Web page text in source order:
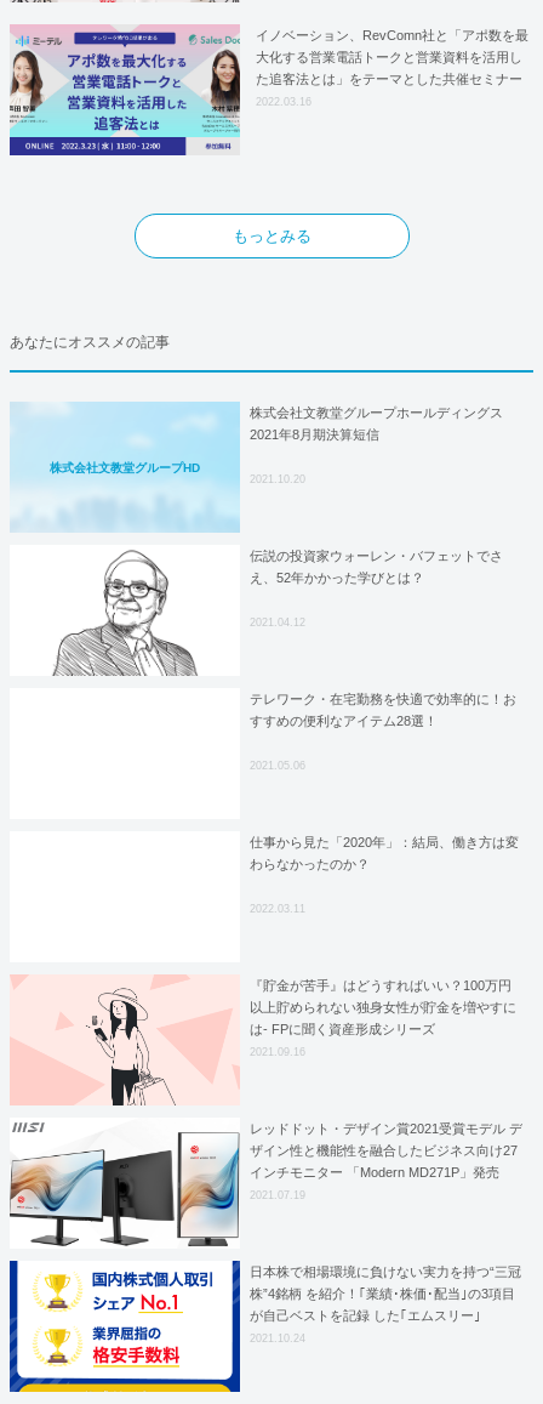
イノベーション、RevComn社と「アポ数を最
大化する営業電話トークと営業資料を活用し
た追客法とは」をテーマとした共催セミナー
を開催！
2022.03.16
もっとみる
あなたにオススメの記事
株式会社文教堂グループHD
株式会社文教堂グループホールディングス
2021年8月期決算短信
2021.10.20
伝説の投資家ウォーレン・バフェットでさ
え、52年かかった学びとは？
2021.04.12
テレワーク・在宅勤務を快適で効率的に！お
すすめの便利なアイテム28選！
2021.05.06
仕事から見た「2020年」：結局、働き方は変
わらなかったのか？
2022.03.11
『貯金が苦手』はどうすればいい？100万円
以上貯められない独身女性が貯金を増やすに
は- FPに聞く資産形成シリーズ
2021.09.16
レッドドット・デザイン賞2021受賞モデル デ
ザイン性と機能性を融合したビジネス向け27
インチモニター 「Modern MD271P」発売
2021.07.19
日本株で相場環境に負けない実力を持つ“三冠
株”4銘柄 を紹介！｢業績･株価･配当｣の3項目
が自己ベストを記録 した｢エムスリー｣
｢SHOEI｣｢三協フロンテア｣に注目！ – ダイヤ
2021.10.24